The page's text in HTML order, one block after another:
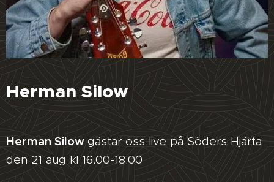
Herman Silow
Herman Silowgästar oss live på Söders Hjärta
den 21 aug kl 16.00-18.00